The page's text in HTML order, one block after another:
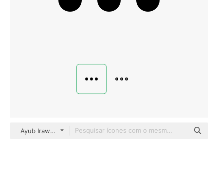
Ayub Irawan Glyph